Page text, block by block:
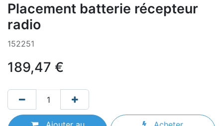
Placement batterie récepteur
radio
152251
189,47 €